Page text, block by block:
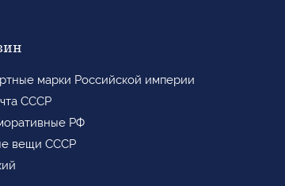
марки Российской империи
СССР
РФ
вещи СССР